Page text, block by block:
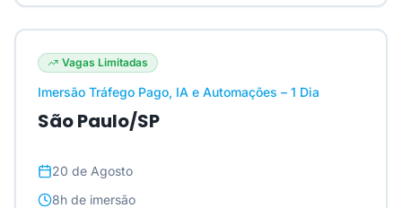
Vagas Limitadas
Imersão Tráfego Pago, IA e Automações – 1 Dia
São Paulo/SP
20 de Agosto
8h de imersão